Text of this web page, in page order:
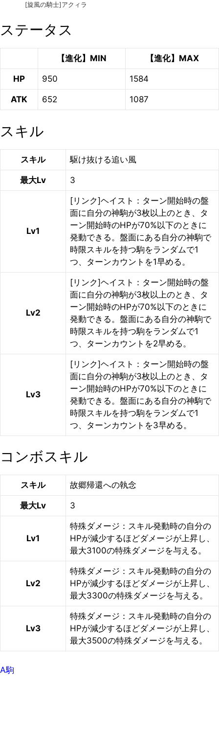
[旋風の騎士]アクィラ
ステータス
【進化】MIN 【進化】MAX
HP 950 1584
ATK 652 1087
スキル
スキル 駆け抜ける追い風
最大Lv 3
Lv1
[リンク]ヘイスト：ターン開始時の盤
面に自分の神駒が3枚以上のとき、タ
ーン開始時のHPが70%以下のときに
発動できる。盤面にある自分の神駒で
時限スキルを持つ駒をランダムで1
つ、ターンカウントを1早める。
Lv2
[リンク]ヘイスト：ターン開始時の盤
面に自分の神駒が3枚以上のとき、タ
ーン開始時のHPが70%以下のときに
発動できる。盤面にある自分の神駒で
時限スキルを持つ駒をランダムで1
つ、ターンカウントを2早める。
Lv3
[リンク]ヘイスト：ターン開始時の盤
面に自分の神駒が3枚以上のとき、タ
ーン開始時のHPが70%以下のときに
発動できる。盤面にある自分の神駒で
時限スキルを持つ駒をランダムで1
つ、ターンカウントを3早める。
コンボスキル
スキル 故郷帰還への執念
最大Lv 3
Lv1
特殊ダメージ：スキル発動時の自分の
HPが減少するほどダメージが上昇し、
最大3100の特殊ダメージを与える。
Lv2
特殊ダメージ：スキル発動時の自分の
HPが減少するほどダメージが上昇し、
最大3300の特殊ダメージを与える。
Lv3
特殊ダメージ：スキル発動時の自分の
HPが減少するほどダメージが上昇し、
最大3500の特殊ダメージを与える。
A駒